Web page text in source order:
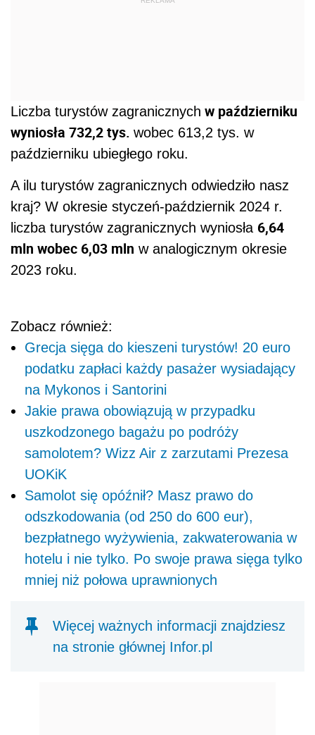
Liczba turystów zagranicznych w październiku
wyniosła 732,2 tys. wobec 613,2 tys. w
październiku ubiegłego roku.
A ilu turystów zagranicznych odwiedziło nasz
kraj? W okresie styczeń-październik 2024 r.
liczba turystów zagranicznych wyniosła 6,64
mln wobec 6,03 mln w analogicznym okresie
2023 roku.
Zobacz również:
Grecja sięga do kieszeni turystów! 20 euro
podatku zapłaci każdy pasażer wysiadający
na Mykonos i Santorini
Jakie prawa obowiązują w przypadku
uszkodzonego bagażu po podróży
samolotem? Wizz Air z zarzutami Prezesa
UOKiK
Samolot się opóźnił? Masz prawo do
odszkodowania (od 250 do 600 eur),
bezpłatnego wyżywienia, zakwaterowania w
hotelu i nie tylko. Po swoje prawa sięga tylko
mniej niż połowa uprawnionych
Więcej ważnych informacji znajdziesz
na stronie głównej Infor.pl